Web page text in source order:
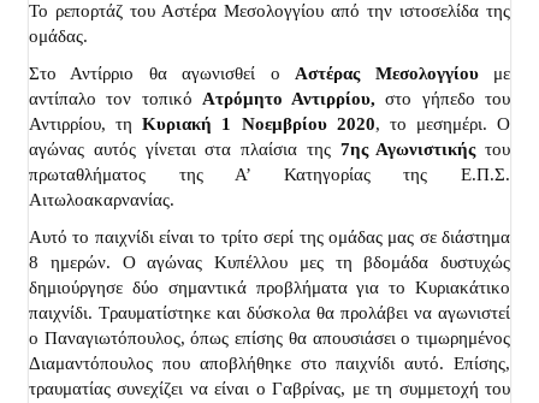
Το ρεπορτάζ του Αστέρα Μεσολογγίου από την ιστοσελίδα της
ομάδας.
Στο Αντίρριο θα αγωνισθεί οΑστέρας Μεσολογγίουμε
αντίπαλο τον τοπικό Ατρόμητο Αντιρρίου,στο γήπεδο του
Αντιρρίου, τηΚυριακή 1 Νοεμβρίου 2020, το μεσημέρι. Ο
αγώνας αυτός γίνεται στα πλαίσια της 7ης Αγωνιστικήςτου
πρωταθλήματος της Α’ Κατηγορίας της Ε.Π.Σ.
Αιτωλοακαρνανίας.
Αυτό το παιχνίδι είναι το τρίτο σερί της ομάδας μας σε διάστημα
8 ημερών. Ο αγώνας Κυπέλλου μες τη βδομάδα δυστυχώς
δημιούργησε δύο σημαντικά προβλήματα για το Κυριακάτικο
παιχνίδι. Τραυματίστηκε και δύσκολα θα προλάβει να αγωνιστεί
ο Παναγιωτόπουλος, όπως επίσης θα απουσιάσει ο τιμωρημένος
Διαμαντόπουλος που αποβλήθηκε στο παιχνίδι αυτό. Επίσης,
τραυματίας συνεχίζει να είναι ο Γαβρίνας, με τη συμμετοχή του